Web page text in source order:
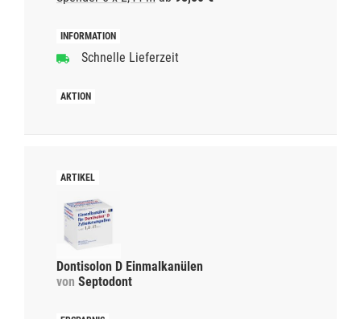
Schnelle Lieferzeit
Dontisolon D Einmalkanülen
von Septodont